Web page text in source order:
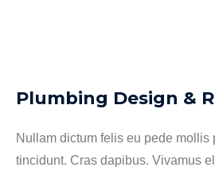
Plumbing Design &
Nullam dictum felis eu pede mollis
tincidunt. Cras dapibus. Vivamus